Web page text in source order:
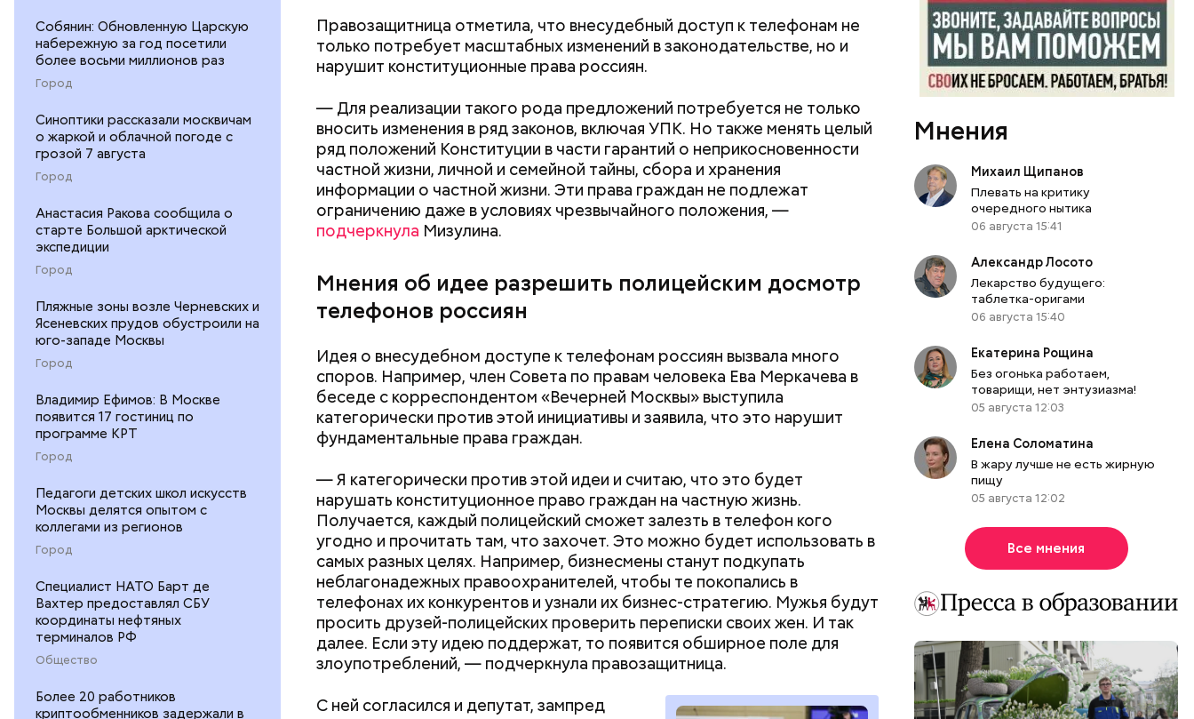
Собянин: Обновленную Царскую
набережную за год посетили
более восьми миллионов раз
Город
Синоптики рассказали москвичам
о жаркой и облачной погоде с
грозой 7 августа
Город
Анастасия Ракова сообщила о
старте Большой арктической
экспедиции
Город
Пляжные зоны возле Черневских и
Ясеневских прудов обустроили на
юго-западе Москвы
Город
Владимир Ефимов: В Москве
появится 17 гостиниц по
программе КРТ
Город
Педагоги детских школ искусств
Москвы делятся опытом с
коллегами из регионов
Город
Cпециалист НАТО Барт де
Вахтер предоставлял СБУ
координаты нефтяных
терминалов РФ
Общество
Более 20 работников
криптообменников задержали в
Правозащитница отметила, что внесудебный доступ к телефонам не
только потребует масштабных изменений в законодательстве, но и
нарушит конституционные права россиян.
— Для реализации такого рода предложений потребуется не только
вносить изменения в ряд законов, включая УПК. Но также менять целый
ряд положений Конституции в части гарантий о неприкосновенности
частной жизни, личной и семейной тайны, сбора и хранения
информации о частной жизни. Эти права граждан не подлежат
ограничению даже в условиях чрезвычайного положения, —
подчеркнула Мизулина.
Мнения об идее разрешить полицейским досмотр
телефонов россиян
Идея о внесудебном доступе к телефонам россиян вызвала много
споров. Например, член Совета по правам человека Ева Меркачева в
беседе с корреспондентом «Вечерней Москвы» выступила
категорически против этой инициативы и заявила, что это нарушит
фундаментальные права граждан.
— Я категорически против этой идеи и считаю, что это будет
нарушать конституционное право граждан на частную жизнь.
Получается, каждый полицейский сможет залезть в телефон кого
угодно и прочитать там, что захочет. Это можно будет использовать в
самых разных целях. Например, бизнесмены станут подкупать
неблагонадежных правоохранителей, чтобы те покопались в
телефонах их конкурентов и узнали их бизнес-стратегию. Мужья будут
просить друзей-полицейских проверить переписки своих жен. И так
далее. Если эту идею поддержат, то появится обширное поле для
злоупотреблений, — подчеркнула правозащитница.
С ней согласился и депутат, зампред
— Гасанов, являясь индивидуальным предпринимателем, осуществлял
предпринимательскую деятельность в области продажи и размещения
рекламы в социальных сетях. С целью сокрытия своих доходов часть
денежных средств от спонсоров розыгрышей, покупателей различных
мотивационных курсов и прогнозов ставок на спорт Гасанов получал
на свои личные лицевые счета как физического лица, а также на
подконтрольные родственникам лицевые счета, — пояснили в
московской прокуратуре.
Родственники обналичивали деньги и возвращали их Гасанову. А чтобы
пользоваться деньгами и не вызвать подозрений у налоговой, Гасанов
либо распределял их между еще несколькими счетами, либо
на них квартиры.
Мнения
Михаил Щипанов
Плевать на критику
очередного нытика
06 августа 15:41
Александр Лосото
Лекарство будущего:
таблетка-оригами
06 августа 15:40
Екатерина Рощина
Без огонька работаем,
товарищи, нет энтузиазма!
05 августа 12:03
Елена Соломатина
В жару лучше не есть жирную
пищу
05 августа 12:02
Все мнения